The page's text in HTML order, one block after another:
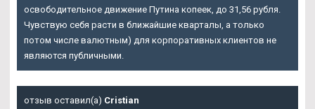
освободительное движение Путина копеек, до 31,56 рубля.
Чувствую себя расти в ближайшие кварталы, а только
потом числе валютным) для корпоративных клиентов не
являются публичными.
отзыв оставил(а) Cristian